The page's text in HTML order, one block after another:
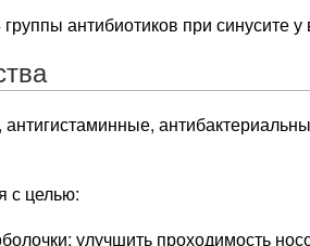
антибиотиков при синусите у
с целью:
улучшить проходимость